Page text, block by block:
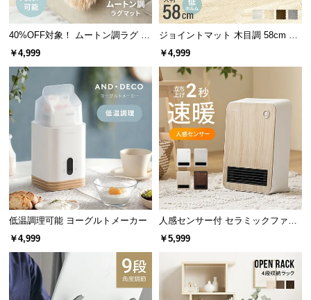
保
証
に
つ
い
て
約
に
つ
い
て
30分
設定温度
40～100℃（1℃単位で
設定可能）
湯沸かし完了を音でお知らせ
40%OFF対象！ ムートン調ラグ 90
×60cm
￥4,999
ジョイントマット 木目調 58cm 厚
さ1cm 16枚セット 3畳
￥4,999
低温調理可能 ヨーグルトメーカー
￥4,999
人感センサー付 セラミックファン
ヒーター スタイリッシュモデル
￥5,999